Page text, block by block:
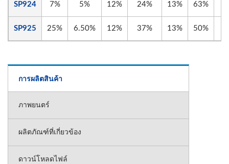
SP924 7% 5% 12% 24% 13% 63%
SP925 25% 6.50% 12% 37% 13% 50%
การผลิตสินค้า
ภาพยนตร์
ผลิตภัณฑ์ที่เกี่ยวข้อง
ดาวน์โหลดไฟล์